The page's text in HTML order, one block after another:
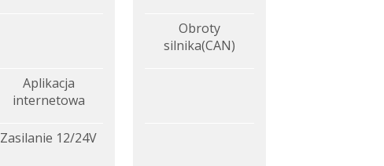
Aplikacja
internetowa
Zasilanie 12/24V
Obroty
silnika(CAN)